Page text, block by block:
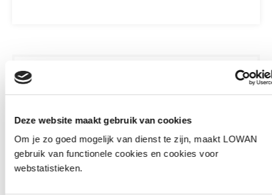
Deze website maakt gebruik van cookies
Om je zo goed mogelijk van dienst te zijn, maakt LOWAN
gebruik van functionele cookies en cookies voor
webstatistieken.
De streefdoelen 0-40 weken die gehanteerd
worden de taalklas in Emmen
De streefdoelen 40-80 weken die gehanteerd